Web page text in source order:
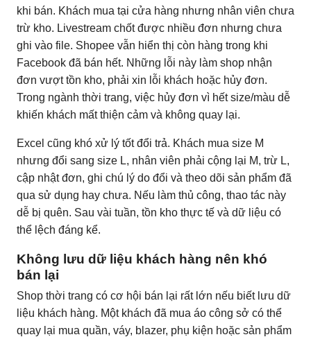
khi bán. Khách mua tại cửa hàng nhưng nhân viên chưa
trừ kho. Livestream chốt được nhiều đơn nhưng chưa
ghi vào file. Shopee vẫn hiển thị còn hàng trong khi
Facebook đã bán hết. Những lỗi này làm shop nhận
đơn vượt tồn kho, phải xin lỗi khách hoặc hủy đơn.
Trong ngành thời trang, việc hủy đơn vì hết size/màu dễ
khiến khách mất thiện cảm và không quay lại.
Excel cũng khó xử lý tốt đổi trả. Khách mua size M
nhưng đổi sang size L, nhân viên phải cộng lại M, trừ L,
cập nhật đơn, ghi chú lý do đổi và theo dõi sản phẩm đã
qua sử dụng hay chưa. Nếu làm thủ công, thao tác này
dễ bị quên. Sau vài tuần, tồn kho thực tế và dữ liệu có
thể lệch đáng kể.
Không lưu dữ liệu khách hàng nên khó
bán lại
Shop thời trang có cơ hội bán lại rất lớn nếu biết lưu dữ
liệu khách hàng. Một khách đã mua áo công sở có thể
quay lại mua quần, váy, blazer, phụ kiện hoặc sản phẩm